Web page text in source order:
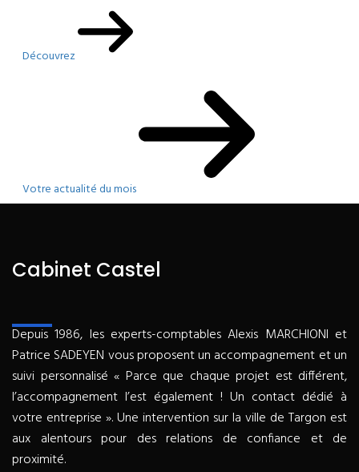
Découvrez
Votre actualité du mois
Cabinet Castel
Depuis 1986, les experts-comptables Alexis MARCHIONI et
Patrice SADEYEN vous proposent un accompagnement et un
suivi personnalisé « Parce que chaque projet est différent,
l’accompagnement l’est également ! Un contact dédié à
votre entreprise ». Une intervention sur la ville de Targon est
aux alentours pour des relations de confiance et de
proximité.